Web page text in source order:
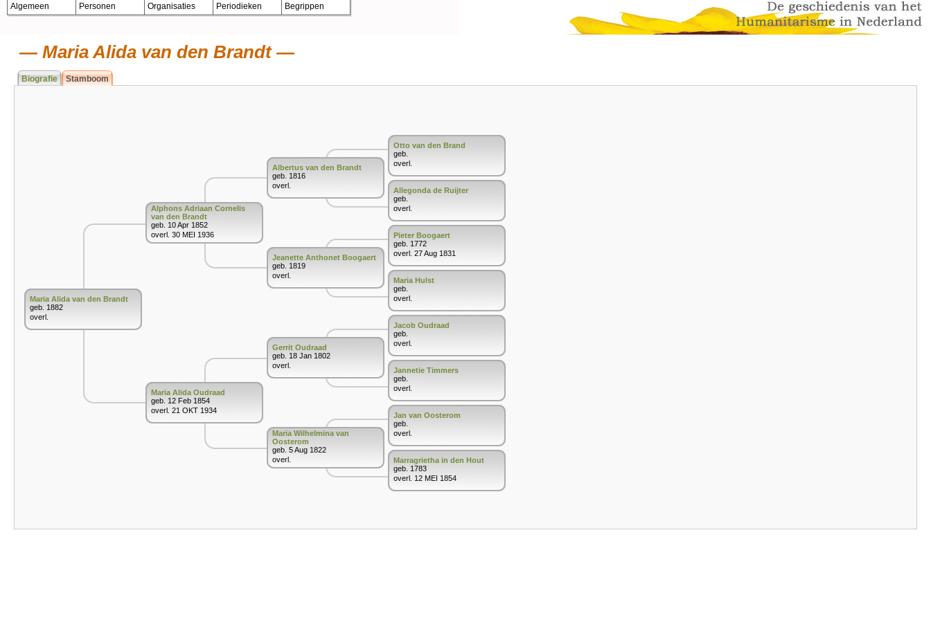
Algemeen Personen Organisaties Periodieken Begrippen
Maria Alida van den Brandt
Biografie Stamboom
Maria Alida van den Brandt
geb. 1882
overl.
Alphons Adriaan Cornelis
van den Brandt
geb. 10 Apr 1852
overl. 30 MEI 1936
Maria Alida Oudraad
geb. 12 Feb 1854
overl. 21 OKT 1934
Albertus van den Brandt
geb. 1816
overl.
Jeanette Anthonet Boogaert
geb. 1819
overl.
Gerrit Oudraad
geb. 18 Jan 1802
overl.
Maria Wilhelmina van
Oosterom
geb. 5 Aug 1822
overl.
Otto van den Brand
geb.
overl.
Allegonda de Ruijter
geb.
overl.
Pieter Boogaert
geb. 1772
overl. 27 Aug 1831
Maria Hulst
geb.
overl.
Jacob Oudraad
geb.
overl.
Jannetie Timmers
geb.
overl.
Jan van Oosterom
geb.
overl.
Marragrietha in den Hout
geb. 1783
overl. 12 MEI 1854